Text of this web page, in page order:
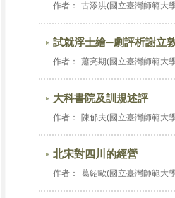
作者： 古添洪(國立臺灣師範大
試就浮士繪─劇評析謝立
作者： 蕭亮期(國立臺灣師範大
大科書院及訓規述評
作者： 陳郁夫(國立臺灣師範大
北宋對四川的經營
作者： 葛紹歐(國立臺灣師範大